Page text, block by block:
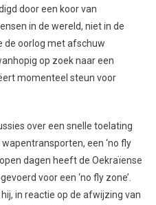
door een koor van
in de wereld, niet in de
de oorlog met afschuw
op zoek naar een
momenteel steun voor
over een snelle toelating
een ‘no fly
dagen heeft de Oekraïense
voor een ‘no fly zone’.
in reactie op de afwijzing van